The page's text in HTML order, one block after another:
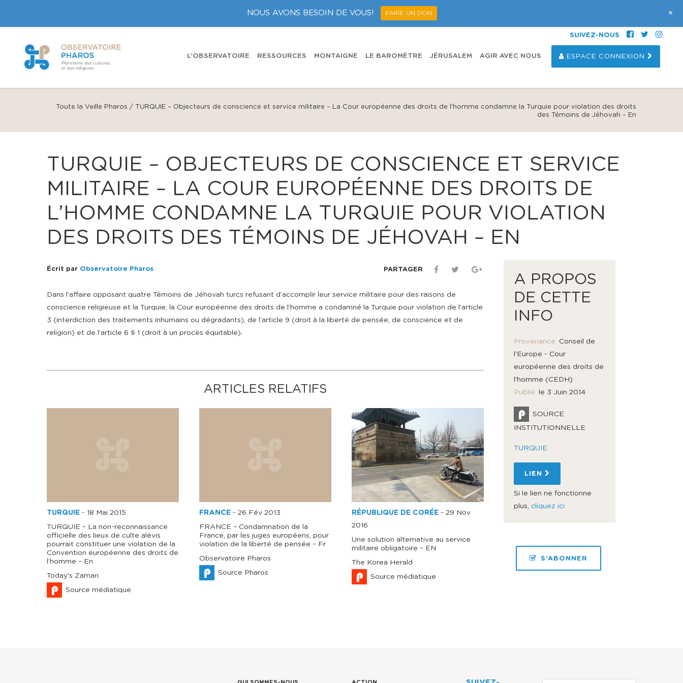
SUIVEZ-NOUS
ESPACE CONNEXION
L’OBSERVATOIRE RESSOURCES MONTAIGNE LE BAROMÈTRE JÉRUSALEM AGIR AVEC NOUS
Toute la Veille Pharos / TURQUIE – Objecteurs de conscience et service militaire – La Cour européenne des droits de l’homme condamne la Turquie pour violation des droits
des Témoins de Jéhovah – En
TURQUIE – OBJECTEURS DE CONSCIENCE ET SERVICE
MILITAIRE – LA COUR EUROPÉENNE DES DROITS DE
L’HOMME CONDAMNE LA TURQUIE POUR VIOLATION
DES DROITS DES TÉMOINS DE JÉHOVAH – EN
PARTAGER
Écrit par Observatoire Pharos
Dans l’affaire opposant quatre Témoins de Jéhovah turcs refusant d’accomplir leur service militaire pour des raisons de
conscience religieuse et la Turquie, la Cour européenne des droits de l’homme a condamné la Turquie pour violation de l’article
3 (interdiction des traitements inhumains ou dégradants), de l’article 9 (droit à la liberté de pensée, de conscience et de
religion) et de l’article 6 § 1 (droit à un procès équitable).
ARTICLES RELATIFS
TURQUIE - 18 Mai 2015
TURQUIE – La non-reconnaissance
officielle des lieux de culte alévis
pourrait constituer une violation de la
Convention européenne des droits de
l’homme – En
Today's Zaman
Source médiatique
FRANCE- 26 Fév 2013
FRANCE – Condamnation de la
France, par les juges européens, pour
violation de la liberté de pensée – Fr
Observatoire Pharos
Source Pharos
RÉPUBLIQUE DE CORÉE- 29 Nov
2016
Une solution alternative au service
militaire obligatoire – EN
The Korea Herald
Source médiatique
A PROPOS
DE CETTE
INFO
Provenance
Conseil de
l'Europe - Cour
européenne des droits de
l'homme (CEDH)
Publié
le 3 Juin 2014
SOURCE
INSTITUTIONNELLE
TURQUIE
LIEN
Si le lien ne fonctionne
plus, cliquez ici
S’ABONNER
NOUS AVONS BESOIN DE VOUS! FAIRE UN DON +